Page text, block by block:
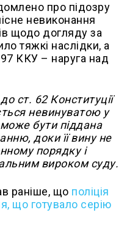
про підозру
невиконання
щодо догляду за
тяжкі наслідки, а
ККУ – наруга над
ст. 62 Конституції
невинуватою у
може бути піддана
доки її вину не
порядку і
вироком суду.
раніше, що поліція
що готувало серію